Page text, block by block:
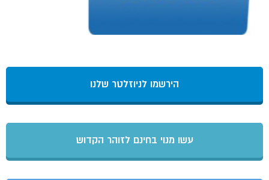
הירשמו לניוזלטר שלנו
עשו מנוי בחינם לזוהר הקדוש